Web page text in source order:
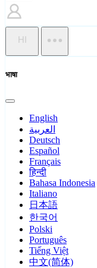
HI
भाषा
English
العربية
Deutsch
Español
Français
हिन्दी
Bahasa Indonesia
Italiano
日本語
한국어
Polski
Português
Tiếng Việt
中文(简体)